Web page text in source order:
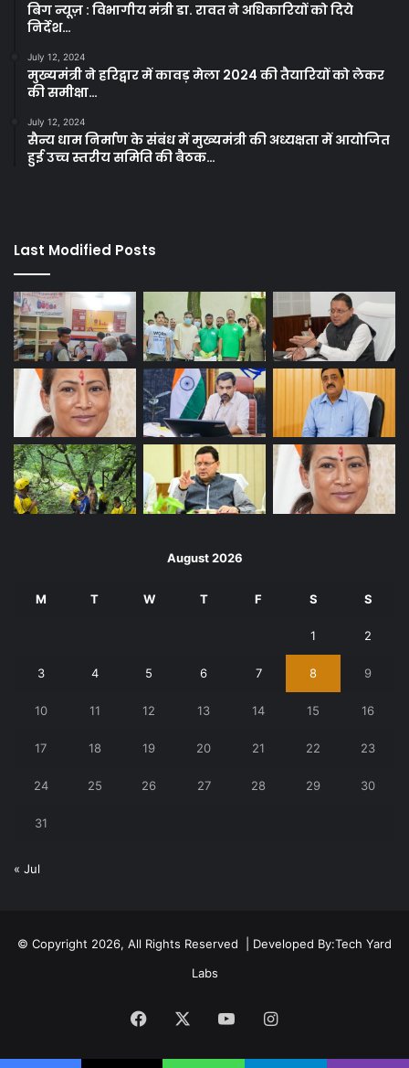
बिग न्यूज़ : विभागीय मंत्री डा. रावत ने अधिकारियों को दिये
निर्देश…
July 12, 2024
मुख्यमंत्री ने हरिद्वार में कावड़ मेला 2024 की तैयारियों को लेकर
की समीक्षा…
July 12, 2024
सैन्य धाम निर्माण के संबंध में मुख्यमंत्री की अध्यक्षता में आयोजित
हुई उच्च स्तरीय समिति की बैठक…
Last Modified Posts
August 2026
M T W T F S S
1 2
3 4 5 6 7 8 9
10 11 12 13 14 15 16
17 18 19 20 21 22 23
24 25 26 27 28 29 30
31
« Jul
© Copyright 2026, All Rights Reserved | Developed By:Tech Yard
Labs
Facebook YouTubeInstagram